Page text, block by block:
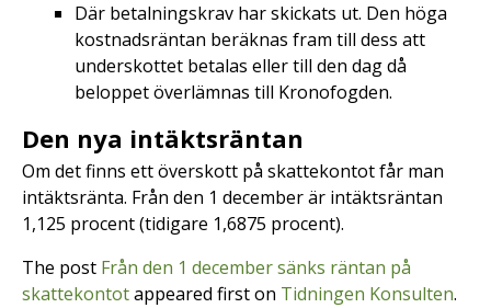
Där betalningskrav har skickats ut. Den höga
kostnadsräntan beräknas fram till dess att
underskottet betalas eller till den dag då
beloppet överlämnas till Kronofogden.
Den nya intäktsräntan
Om det finns ett överskott på skattekontot får man
intäktsränta. Från den 1 december är intäktsräntan
1,125 procent (tidigare 1,6875 procent).
The post Från den 1 december sänks räntan på
skattekontotappeared first on Tidningen Konsulten.